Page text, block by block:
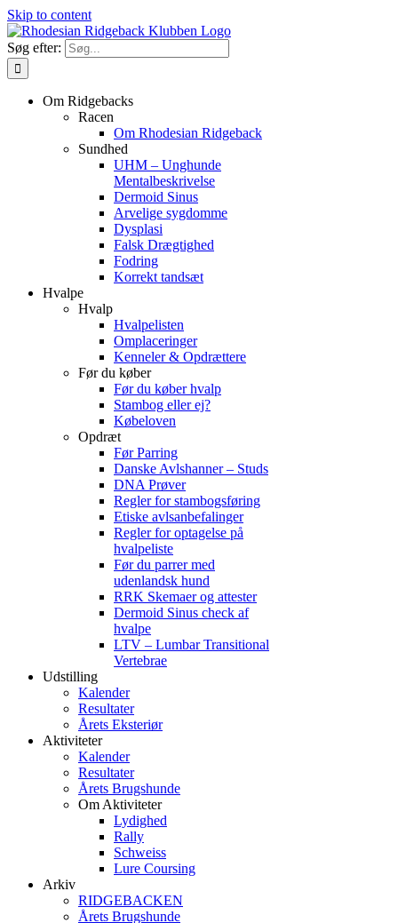
Skip to content
Søg efter:
Om Ridgebacks
Racen
Om Rhodesian Ridgeback
Sundhed
UHM – Unghunde
Mentalbeskrivelse
Dermoid Sinus
Arvelige sygdomme
Dysplasi
Falsk Drægtighed
Fodring
Korrekt tandsæt
Hvalpe
Hvalp
Hvalpelisten
Omplaceringer
Kenneler & Opdrættere
Før du køber
Før du køber hvalp
Stambog eller ej?
Købeloven
Opdræt
Før Parring
Danske Avlshanner – Studs
DNA Prøver
Regler for stambogsføring
Etiske avlsanbefalinger
Regler for optagelse på
hvalpeliste
Før du parrer med
udenlandsk hund
RRK Skemaer og attester
Dermoid Sinus check af
hvalpe
LTV – Lumbar Transitional
Vertebrae
Udstilling
Kalender
Resultater
Årets Eksteriør
Aktiviteter
Kalender
Resultater
Årets Brugshunde
Om Aktiviteter
Lydighed
Rally
Schweiss
Lure Coursing
Arkiv
RIDGEBACKEN
Årets Brugshunde